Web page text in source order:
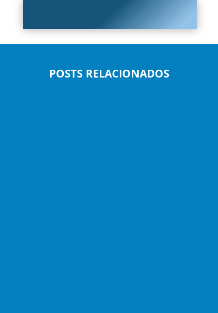
POSTS RELACIONADOS